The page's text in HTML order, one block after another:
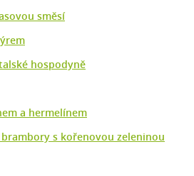
směsí
hospodyně
a hermelínem
s kořenovou zeleninou